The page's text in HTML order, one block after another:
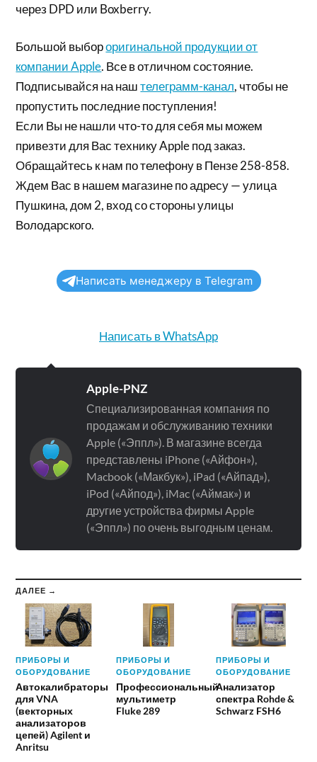
через DPD или Boxberry.
Большой выбороригинальной продукции от
компании Apple. Все в отличном состояние.
Подписывайся на наштелеграмм-канал, чтобы не
пропустить последние поступления!
Если Вы не нашли что-то для себя мы можем
привезти для Вас технику Apple под заказ.
Обращайтесь к нам по телефону в Пензе 258-858.
Ждем Вас в нашем магазине по адресу — улица
Пушкина, дом 2, вход со стороны улицы
Володарского.
Написать менеджеру в Telegram
Написать в WhatsApp
Apple-PNZ
Специализированная компания по
продажам и обслуживанию техники
Apple («Эппл»). В магазине всегда
представлены iPhone («Айфон»),
Macbook («Макбук»), iPad («Айпад»),
iPod («Айпод»), iMac («Аймак») и
другие устройства фирмы Apple
(«Эппл») по очень выгодным ценам.
ДАЛЕЕ →
ПРИБОРЫ И
ОБОРУДОВАНИЕ
Автокалибраторы
для VNA
(векторных
анализаторов
цепей) Agilent и
Anritsu
ПРИБОРЫ И
ОБОРУДОВАНИЕ
Профессиональный
мультиметр
Fluke 289
ПРИБОРЫ И
ОБОРУДОВАНИЕ
Анализатор
спектра Rohde &
Schwarz FSH6